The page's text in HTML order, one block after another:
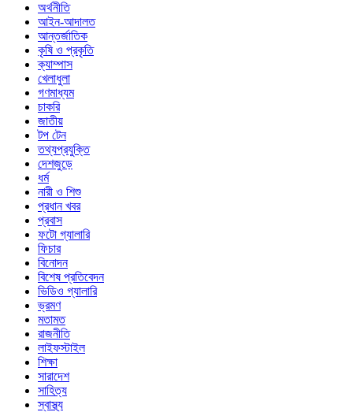
অর্থনীতি
আইন-আদালত
আন্তর্জাতিক
কৃষি ও প্রকৃতি
ক্যাম্পাস
খেলাধুলা
গণমাধ্যম
চাকরি
জাতীয়
টপ টেন
তথ্যপ্রযুক্তি
দেশজুড়ে
ধর্ম
নারী ও শিশু
প্রধান খবর
প্রবাস
ফটো গ্যালারি
ফিচার
বিনোদন
বিশেষ প্রতিবেদন
ভিডিও গ্যালারি
ভ্রমণ
মতামত
রাজনীতি
লাইফস্টাইল
শিক্ষা
সারাদেশ
সাহিত্য
স্বাস্থ্য